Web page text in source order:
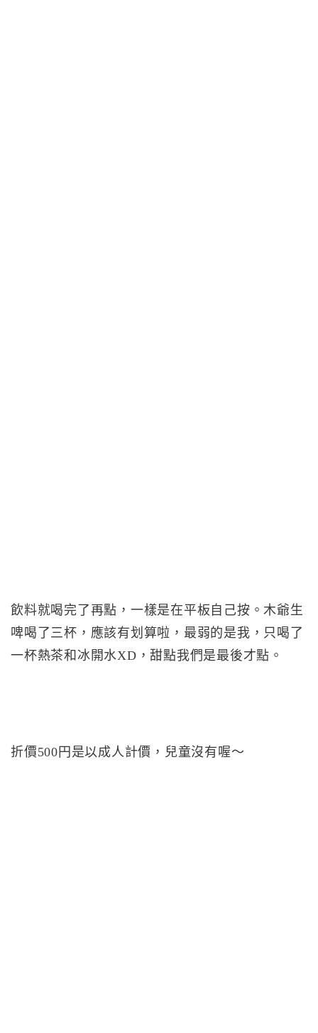
飲料就喝完了再點，一樣是在平板自己按。木爺生
啤喝了三杯，應該有划算啦，最弱的是我，只喝了
一杯熱茶和冰開水XD，甜點我們是最後才點。
折價500円是以成人計價，兒童沒有喔～